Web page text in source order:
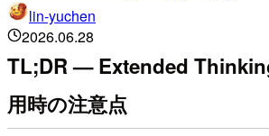
lin-yuchen
2026.06.28
TL;DR — Extended
用時の注意点